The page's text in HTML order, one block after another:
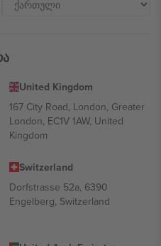
United Kingdom
167 City Road, London, Greater
London, EC1V 1AW, United
Kingdom
Switzerland
Dorfstrasse 52a, 6390
Engelberg, Switzerland